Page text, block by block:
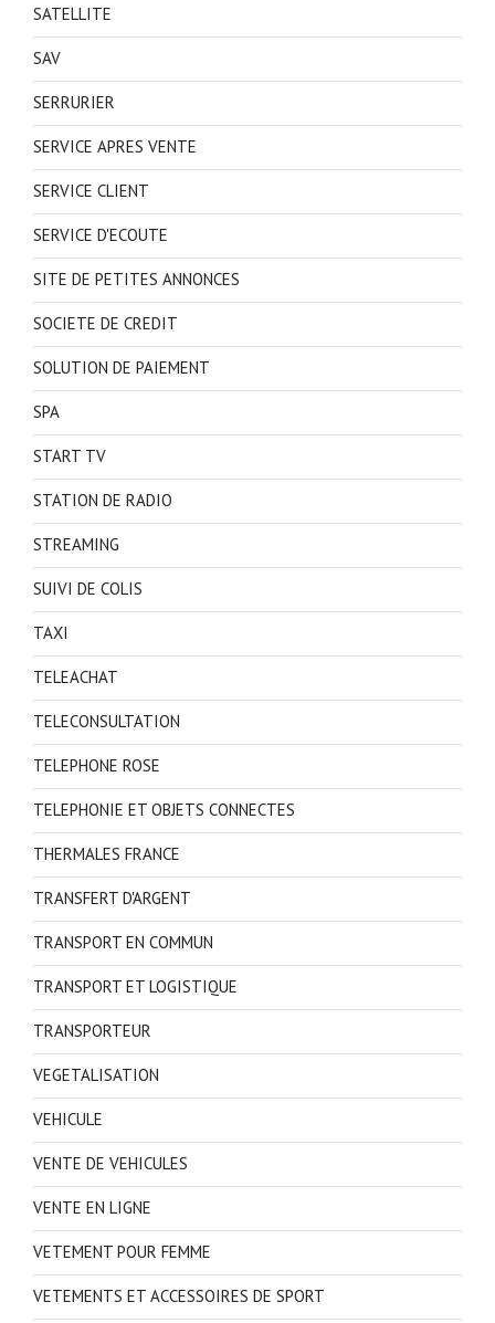
SATELLITE
SAV
SERRURIER
SERVICE APRES VENTE
SERVICE CLIENT
SERVICE D'ECOUTE
SITE DE PETITES ANNONCES
SOCIETE DE CREDIT
SOLUTION DE PAIEMENT
SPA
START TV
STATION DE RADIO
STREAMING
SUIVI DE COLIS
TAXI
TELEACHAT
TELECONSULTATION
TELEPHONE ROSE
TELEPHONIE ET OBJETS CONNECTES
THERMALES FRANCE
TRANSFERT D'ARGENT
TRANSPORT EN COMMUN
TRANSPORT ET LOGISTIQUE
TRANSPORTEUR
VEGETALISATION
VEHICULE
VENTE DE VEHICULES
VENTE EN LIGNE
VETEMENT POUR FEMME
VETEMENTS ET ACCESSOIRES DE SPORT